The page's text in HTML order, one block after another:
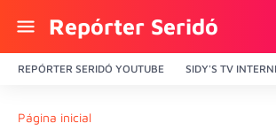
Repórter Seridó
REPÓRTER SERIDÓ YOUTUBE SIDY'S TV
Página inicial